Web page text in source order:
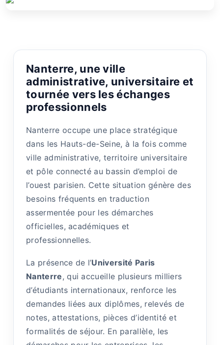
Nanterre, une ville
administrative, universitaire et
tournée vers les échanges
professionnels
Nanterre occupe une place stratégique
dans les Hauts-de-Seine, à la fois comme
ville administrative, territoire universitaire
et pôle connecté au bassin d’emploi de
l’ouest parisien. Cette situation génère des
besoins fréquents en traduction
assermentée pour les démarches
officielles, académiques et
professionnelles.
La présence de l’Université Paris
Nanterre, qui accueille plusieurs milliers
d’étudiants internationaux, renforce les
demandes liées aux diplômes, relevés de
notes, attestations, pièces d’identité et
formalités de séjour. En parallèle, les